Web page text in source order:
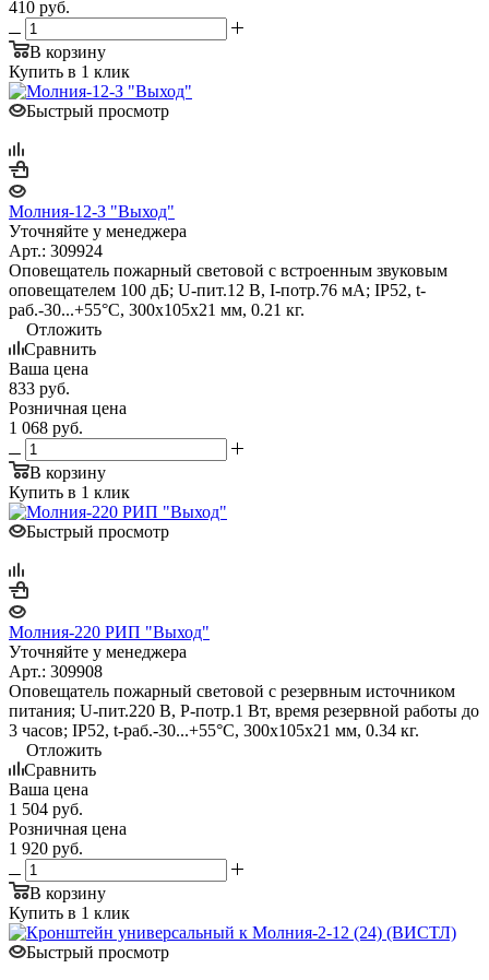
410 руб.
В корзину
Купить в 1 клик
Быстрый просмотр
Молния-12-З "Выход"
Уточняйте у менеджера
Арт.: 309924
Оповещатель пожарный световой с встроенным звуковым
оповещателем 100 дБ; U-пит.12 В, I-потр.76 мА; IP52, t-
раб.-30...+55°С, 300х105х21 мм, 0.21 кг.
Отложить
Сравнить
Ваша цена
833 руб.
Розничная цена
1 068 руб.
В корзину
Купить в 1 клик
Быстрый просмотр
Молния-220 РИП "Выход"
Уточняйте у менеджера
Арт.: 309908
Оповещатель пожарный световой с резервным источником
питания; U-пит.220 В, P-потр.1 Вт, время резервной работы до
3 часов; IP52, t-раб.-30...+55°С, 300х105х21 мм, 0.34 кг.
Отложить
Сравнить
Ваша цена
1 504 руб.
Розничная цена
1 920 руб.
В корзину
Купить в 1 клик
Быстрый просмотр